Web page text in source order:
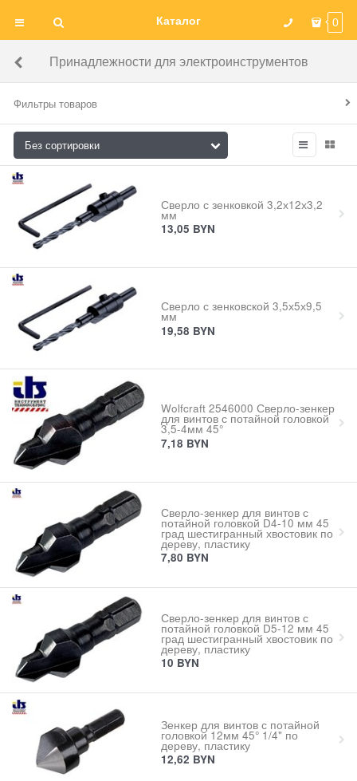
Каталог 0
Принадлежности для электроинструментов
Фильтры товаров
Сверло с зенковкой 3,2х12х3,2
мм
13,05 BYN
Сверло с зенковской 3,5х5х9,5
мм
19,58 BYN
Wolfcraft 2546000 Сверло-зенкер
для винтов с потайной головкой
3,5-4мм 45°
7,18 BYN
Сверло-зенкер для винтов с
потайной головкой D4-10 мм 45
град шестигранный хвостовик по
дереву, пластику
7,80 BYN
Сверло-зенкер для винтов с
потайной головкой D5-12 мм 45
град шестигранный хвостовик по
дереву, пластику
10 BYN
Зенкер для винтов с потайной
головкой 12мм 45° 1/4" по
дереву, пластику
12,62 BYN